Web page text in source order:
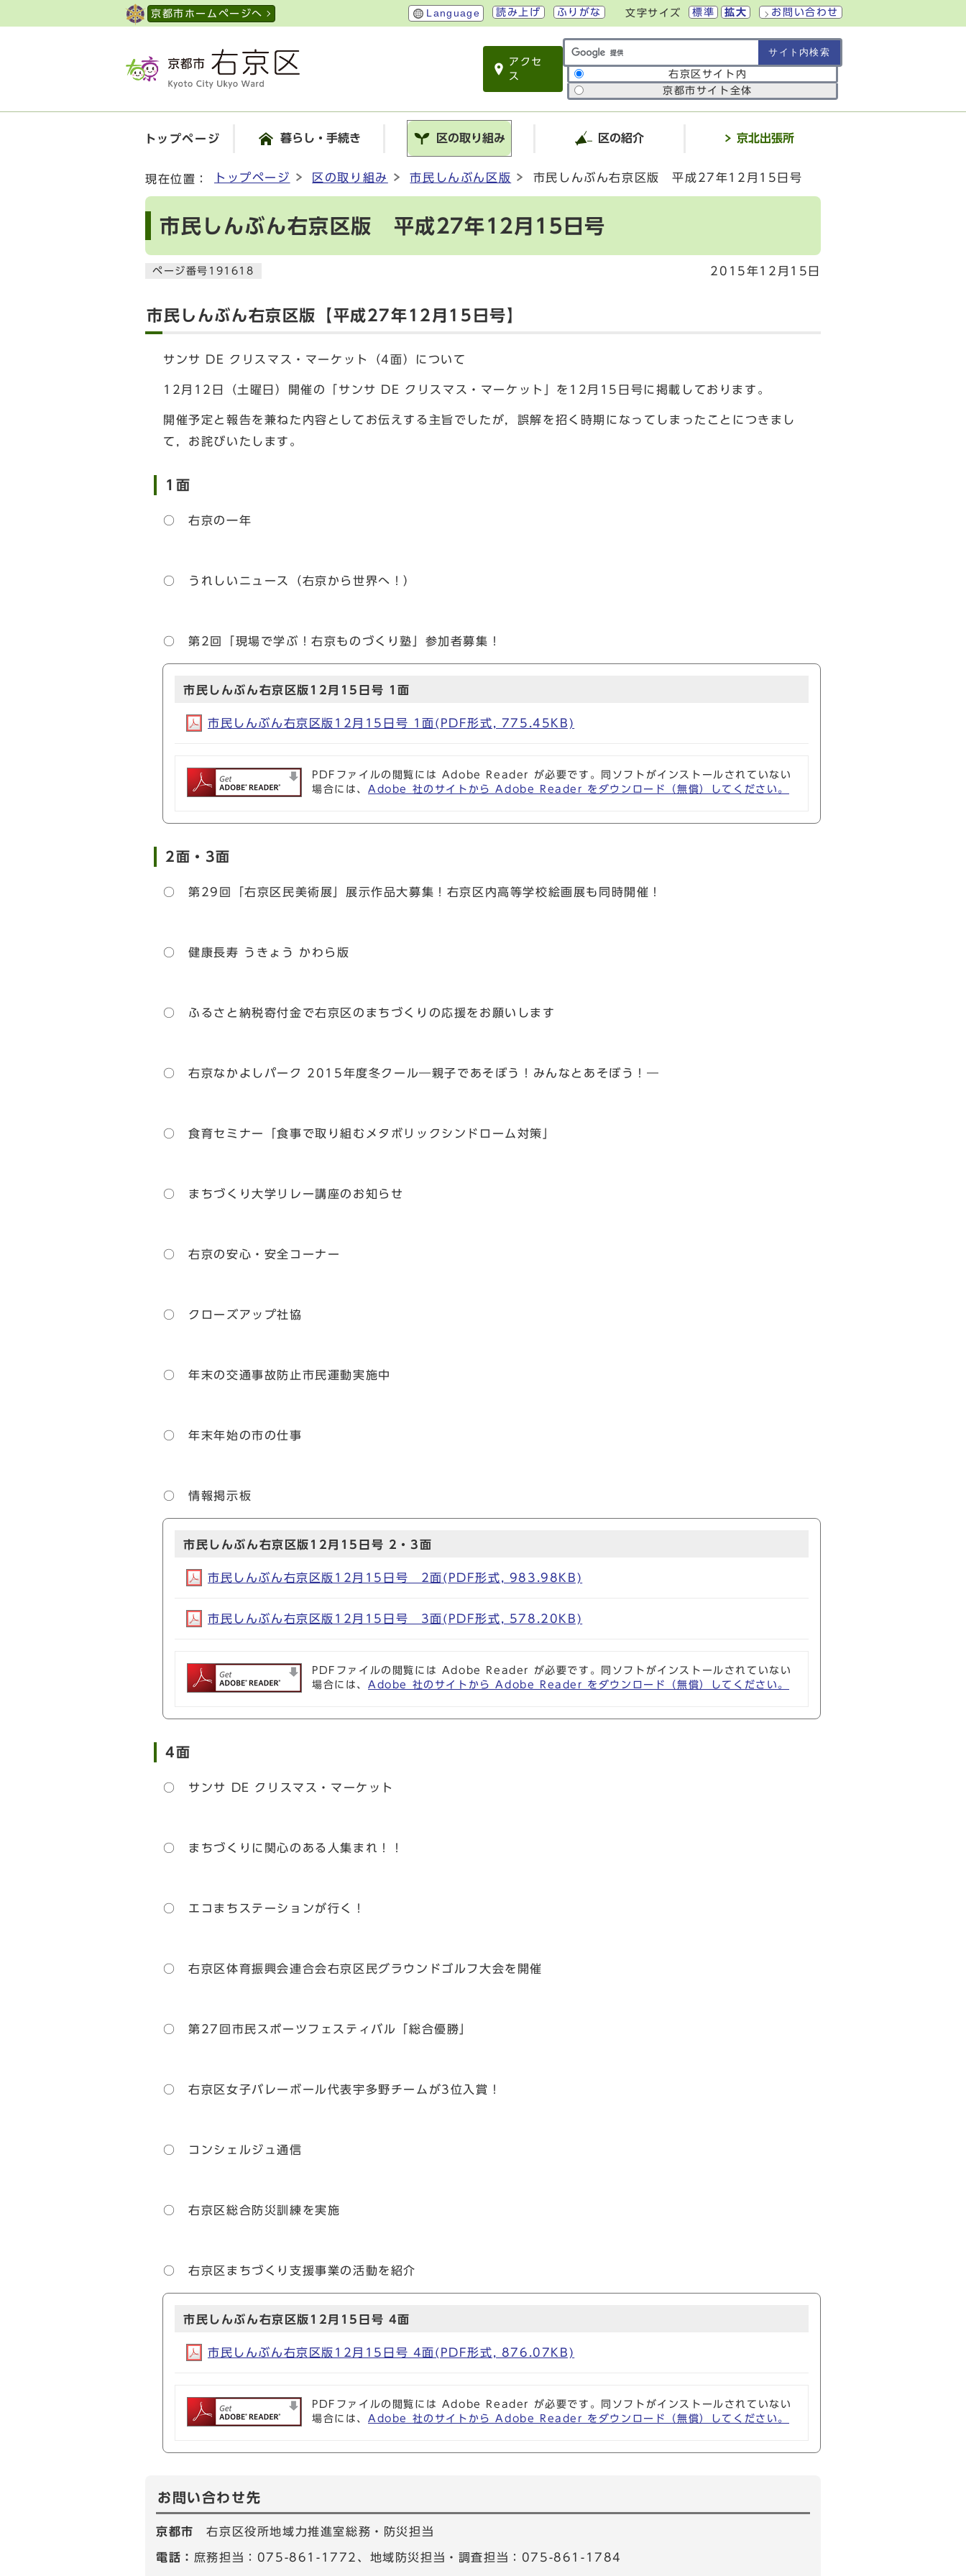
京都市ホームページへ Language 読み上げ ふりがな 文字サイズ 標準 拡大 お問い合わせ
アクセ
ス
サイト内検索の範囲 右京区サイト内
京都市サイト全体
トップページ 暮らし・手続き 区の取り組み 区の紹介 京北出張所
現在位置： トップページ 区の取り組み 市民しんぶん区版 市民しんぶん右京区版 平成27年12月15日号
市民しんぶん右京区版 平成27年12月15日号
ページ番号191618 2015年12月15日
市民しんぶん右京区版【平成27年12月15日号】
サンサ DE クリスマス・マーケット（4面）について
12月12日（土曜日）開催の「サンサ DE クリスマス・マーケット」を12月15日号に掲載しております。
開催予定と報告を兼ねた内容としてお伝えする主旨でしたが，誤解を招く時期になってしまったことにつきまし
て，お詫びいたします。
1面
○ 右京の一年
○ うれしいニュース（右京から世界へ！）
○ 第2回「現場で学ぶ！右京ものづくり塾」参加者募集！
市民しんぶん右京区版12月15日号 1面
市民しんぶん右京区版12月15日号 1面(PDF形式, 775.45KB)
PDFファイルの閲覧には Adobe Reader が必要です。同ソフトがインストールされていない
場合には、 Adobe 社のサイトから Adobe Reader をダウンロード（無償）してください。
2面・3面
○ 第29回「右京区民美術展」展示作品大募集！右京区内高等学校絵画展も同時開催！
○ 健康長寿 うきょう かわら版
○ ふるさと納税寄付金で右京区のまちづくりの応援をお願いします
○ 右京なかよしパーク 2015年度冬クール―親子であそぼう！みんなとあそぼう！―
○ 食育セミナー「食事で取り組むメタボリックシンドローム対策」
○ まちづくり大学リレー講座のお知らせ
○ 右京の安心・安全コーナー
○ クローズアップ社協
○ 年末の交通事故防止市民運動実施中
○ 年末年始の市の仕事
○ 情報掲示板
市民しんぶん右京区版12月15日号 2・3面
市民しんぶん右京区版12月15日号 2面(PDF形式, 983.98KB)
市民しんぶん右京区版12月15日号 3面(PDF形式, 578.20KB)
PDFファイルの閲覧には Adobe Reader が必要です。同ソフトがインストールされていない
場合には、 Adobe 社のサイトから Adobe Reader をダウンロード（無償）してください。
4面
○ サンサ DE クリスマス・マーケット
○ まちづくりに関心のある人集まれ！！
○ エコまちステーションが行く！
○ 右京区体育振興会連合会右京区民グラウンドゴルフ大会を開催
○ 第27回市民スポーツフェスティバル「総合優勝」
○ 右京区女子バレーボール代表宇多野チームが3位入賞！
○ コンシェルジュ通信
○ 右京区総合防災訓練を実施
○ 右京区まちづくり支援事業の活動を紹介
市民しんぶん右京区版12月15日号 4面
市民しんぶん右京区版12月15日号 4面(PDF形式, 876.07KB)
PDFファイルの閲覧には Adobe Reader が必要です。同ソフトがインストールされていない
場合には、 Adobe 社のサイトから Adobe Reader をダウンロード（無償）してください。
お問い合わせ先
京都市右京区役所地域力推進室総務・防災担当
電話： 庶務担当：075-861-1772、地域防災担当・調査担当：075-861-1784